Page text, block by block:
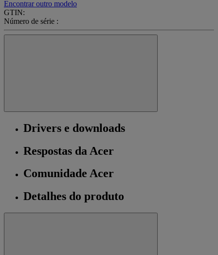
Encontrar outro modelo
GTIN:
Número de série :
Drivers e downloads
Respostas da Acer
Comunidade Acer
Detalhes do produto